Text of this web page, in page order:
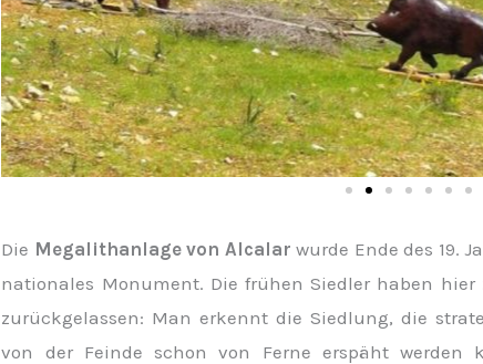
Die Megalithanlage von Alcalar wurde Ende des 19.
nationales Monument. Die frühen Siedler haben
zurückgelassen: Man erkennt die Siedlung, die
von der Feinde schon von Ferne erspäht